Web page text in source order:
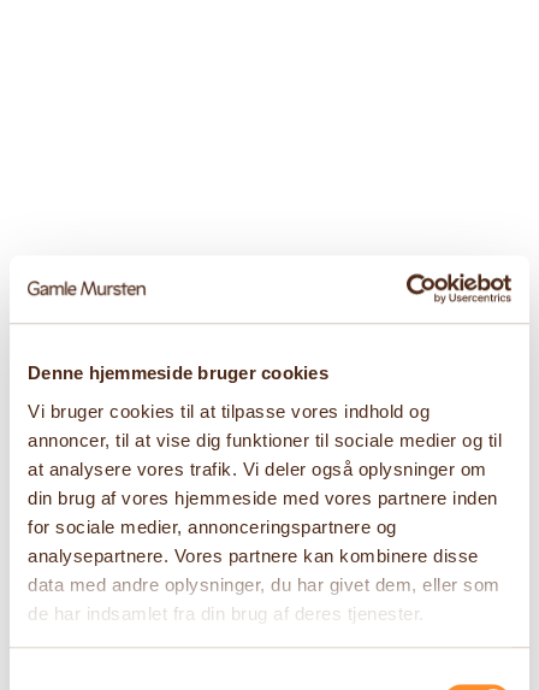
Denne hjemmeside bruger cookies
Vi bruger cookies til at tilpasse vores indhold og
annoncer, til at vise dig funktioner til sociale medier og til
at analysere vores trafik. Vi deler også oplysninger om
din brug af vores hjemmeside med vores partnere inden
for sociale medier, annonceringspartnere og
analysepartnere. Vores partnere kan kombinere disse
data med andre oplysninger, du har givet dem, eller som
de har indsamlet fra din brug af deres tjenester.